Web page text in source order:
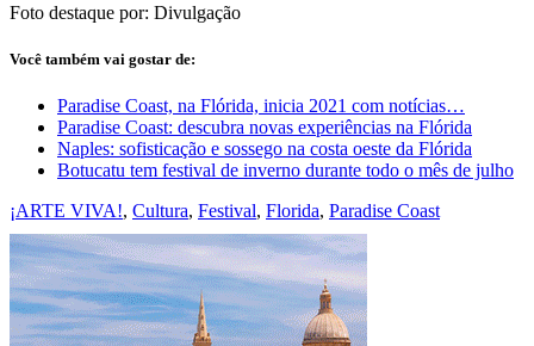
Foto destaque por: Divulgação
Você também vai gostar de:
Paradise Coast, na Flórida, inicia 2021 com notícias…
Paradise Coast: descubra novas experiências na Flórida
Naples: sofisticação e sossego na costa oeste da Flórida
Botucatu tem festival de inverno durante todo o mês de julho
¡ARTE VIVA!, Cultura, Festival, Florida, Paradise Coast